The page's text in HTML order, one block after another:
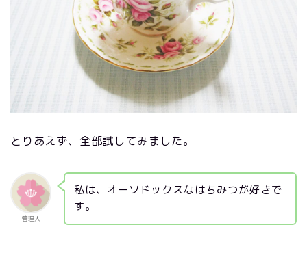
とりあえず、全部試してみました。
管理人
私は、オーソドックスなはちみつが好きで
す。